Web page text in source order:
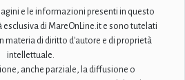
e le informazioni presenti in questo
di MareOnLine.it e sono tutelati
materia di diritto d'autore e di proprietà
intellettuale.
anche parziale, la diffusione o